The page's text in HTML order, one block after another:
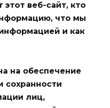
веб-сайт, кто
что мы
и как
на обеспечение
сохранности
лиц,